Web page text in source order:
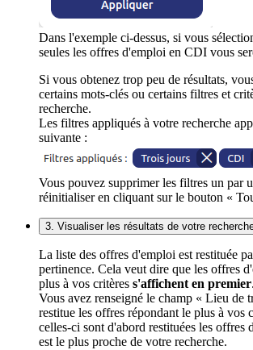
Dans l'exemple ci-dessus, si vous
seules les offres d'emploi en CDI vous
Si vous obtenez trop peu de résultats,
certains mots-clés ou certains filtres et
recherche.
Les filtres appliqués à votre recherche
suivante :
Vous pouvez supprimer les filtres un par
réinitialiser en cliquant sur le bouton «
3. Visualiser les résultats de votre
La liste des offres d'emploi est restituée
pertinence. Cela veut dire que les offres
plus à vos critères s'affichent en premier.
Vous avez renseigné le champ « Lieu de
restitue les offres répondant le plus à vos
celles-ci sont d'abord restituées les offres
est le plus proche de votre recherche.